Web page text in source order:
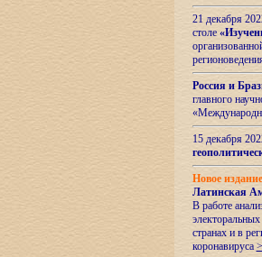
21 декабря
столе
Россия и
главного
15 декабря
Новое
Латинская
В работе
странах и в
коронавируса